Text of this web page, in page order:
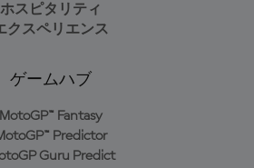
ホスピタリティ
クスペリエンス
ゲームハブ
MotoGP™ Fantasy
Predictor
Guru Predict